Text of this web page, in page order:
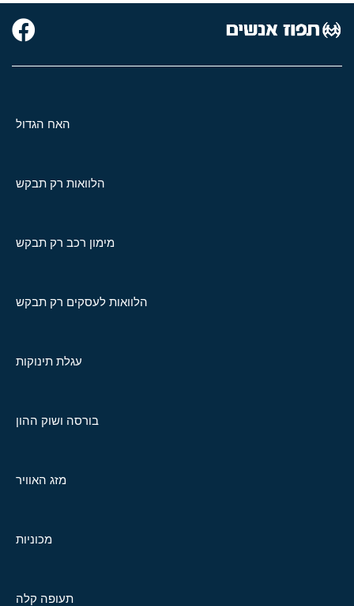
האח הגדול
הלוואות רק תבקש
מימון רכב רק תבקש
הלוואות לעסקים רק תבקש
עגלת תינוקות
בורסה ושוק ההון
מזג האוויר
מכוניות
תעופה קלה